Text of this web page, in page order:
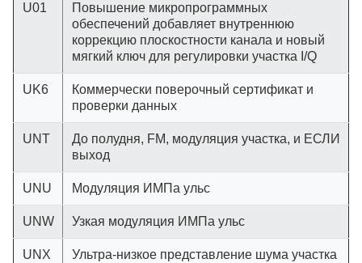
U01
Повышение микропрограммных
обеспечений добавляет внутреннюю
коррекцию плоскостности канала и новый
мягкий ключ для регулировки участка I/Q
UK6
Коммерчески поверочный сертификат и
проверки данных
UNT
До полудня, FM, модуляция участка, и ЕСЛИ
выход
UNU Модуляция ИМПа ульс
UNW Узкая модуляция ИМПа ульс
UNX Ультра-низкое представление шума участка